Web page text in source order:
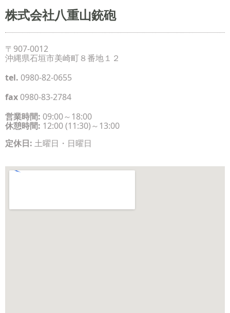
株式会社八重山銃砲
〒907-0012
沖縄県石垣市美崎町８番地１２
tel. 0980-82-0655
fax 0980-83-2784
営業時間: 09:00～18:00
休憩時間: 12:00 (11:30)～13:00
定休日: 土曜日・日曜日